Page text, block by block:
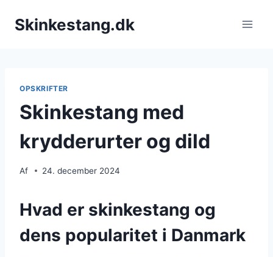
Skinkestang.dk
OPSKRIFTER
Skinkestang med
krydderurter og dild
Af 24. december 2024
Hvad er skinkestang og
dens popularitet i Danmark